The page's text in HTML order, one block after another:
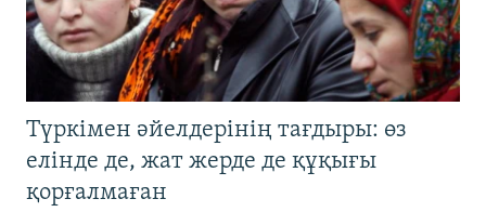
Түркімен әйелдерінің тағдыры: өз
елінде де, жат жерде де құқығы
қорғалмаған